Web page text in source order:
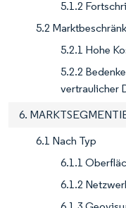
5.1.2
5.2
5.2.1 Hohe
5.2.2
vertraulicher
6.
6.1 Nach Typ
6.1.1
6.1.2